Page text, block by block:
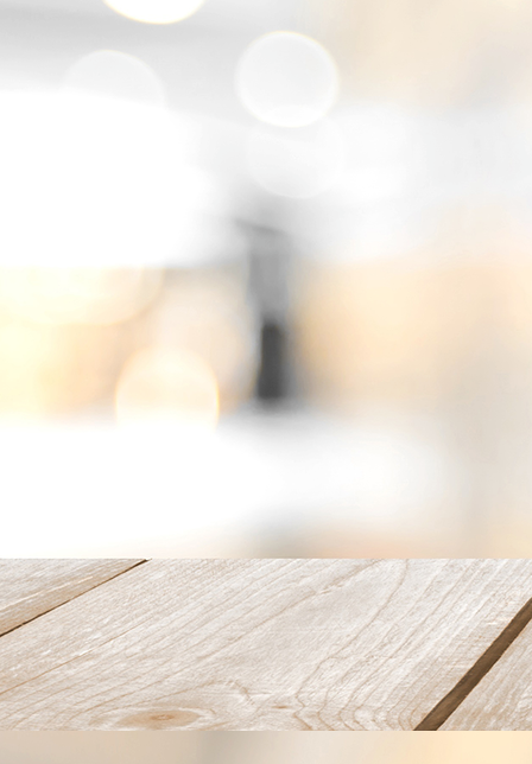
Fertige Pelmeni